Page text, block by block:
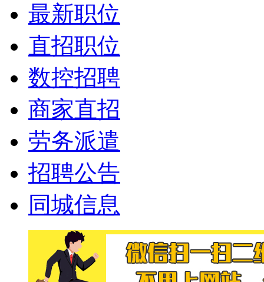
最新职位
直招职位
数控招聘
商家直招
劳务派遣
招聘公告
同城信息